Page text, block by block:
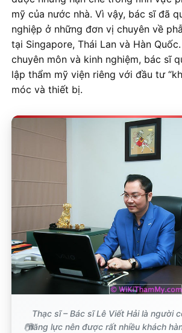
mỹ của nước nhà. Vì vậy, bác sĩ đã
nghiệp ở những đơn vị chuyên về
tại Singapore, Thái Lan và Hàn
chuyên môn và kinh nghiệm, bác sĩ
lập thẩm mỹ viện riêng với đầu tư
móc và thiết bị.
Thạc sĩ – Bác sĩ Lê Viết Hải là người
năng lực nên được rất nhiều khách